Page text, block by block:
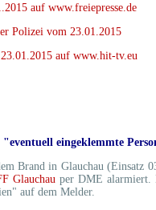
auf www.freiepresse.de
Polizei vom 23.01.2015
auf www.hit-tv.eu
eingeklemmte
Brand in Glauchau (Einsatz
Glauchau per DME alarmiert.
auf dem Melder.